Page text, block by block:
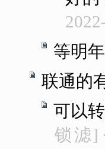
等明
联通的
可以
锁 滤]